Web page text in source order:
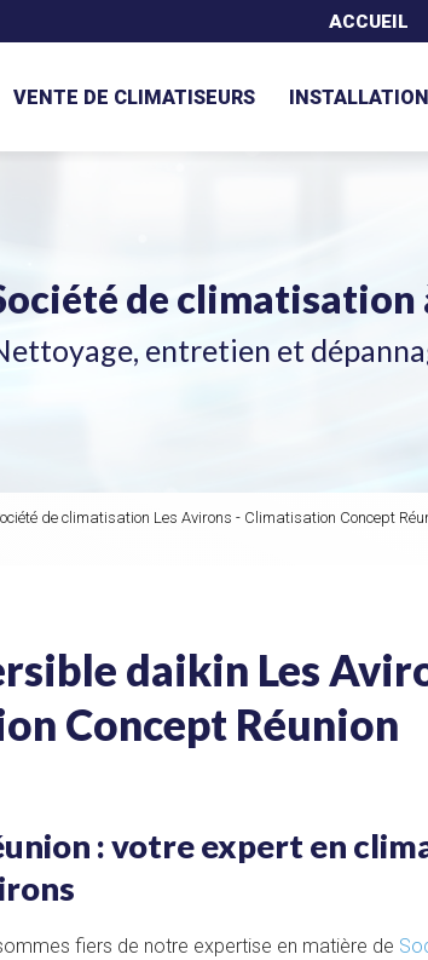
ACCUEIL
VENTE DE CLIMATISEURS
INSTALLATION
de climatisation
entretien et
de climatisation Les Avirons - Climatisation Concept
daikin Les
Concept Réunion
: votre expert en
fiers de notre expertise en matière de